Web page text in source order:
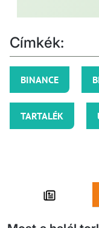
Címkék:
BINANCE
TARTALÉK